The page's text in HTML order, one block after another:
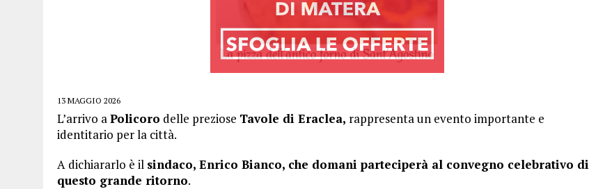
13 MAGGIO 2026
L’arrivo aPolicoro delle preziose Tavole di Eraclea, rappresenta un evento importante e
identitario per la città.
A dichiararlo è il sindaco, Enrico Bianco, che domani parteciperà al convegno celebrativo di
questo grande ritorno.